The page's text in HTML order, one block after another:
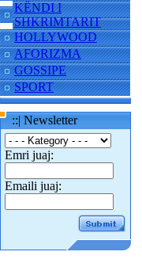
KËNDI I
SHKRIMTARIT
HOLLYWOOD
AFORIZMA
GOSSIPE
SPORT
::| Newsletter
Emri juaj:
Emaili juaj: